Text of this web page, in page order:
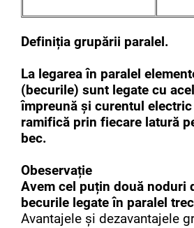
Definiția grupării paralel.
La legarea în paralel
(becurile) sunt legate cu
împreună și curentul
ramifică prin fiecare latură
bec.
Obeservație
Avem cel puțin două noduri
becurile legate în paralel
Avantajele și dezavantajele